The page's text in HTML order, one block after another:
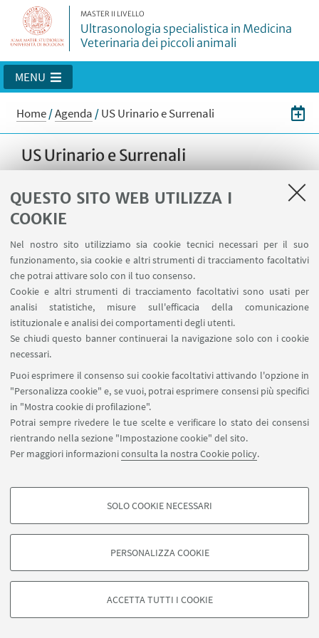
QUESTO SITO WEB UTILIZZA I
COOKIE
Nel nostro sito utilizziamo sia cookie tecnici necessari per il suo
funzionamento, sia cookie e altri strumenti di tracciamento facoltativi
che potrai attivare solo con il tuo consenso.
Cookie e altri strumenti di tracciamento facoltativi sono usati per
analisi statistiche, misure sull'efficacia della comunicazione
istituzionale e analisi dei comportamenti degli utenti.
Se chiudi questo banner continuerai la navigazione solo con i cookie
necessari.
Puoi esprimere il consenso sui cookie facoltativi attivando l'opzione in
"Personalizza cookie" e, se vuoi, potrai esprimere consensi più specifici
in "Mostra cookie di profilazione".
Potrai sempre rivedere le tue scelte e verificare lo stato dei consensi
rientrando nella sezione "Impostazione cookie" del sito.
Per maggiori informazioniconsulta la nostra Cookie policy.
COOKIE DI PROFILAZIONE - FACOLTATIVI
degli utenti, creare profili in base al loro comportamento sul sito, per analisi
di marketing.
Google/Youtube Video
SOLO COOKIE NECESSARI
PERSONALIZZA COOKIE
ACCETTA TUTTI I COOKIE
MASTER II LIVELLO
Ultrasonologia specialistica in Medicina
Veterinaria dei piccoli animali
MENU
Home/Agenda /US Urinario e Surrenali
US Urinario e Surrenali
DATA: 19GIUGNO - 21GIUGNO2023
dalle 10:00 alle 17:00
LUOGO: Dipartimento di Scienze Medche
Veterinarie - Aula 41 - Via Tolara di Sopra 50,
Ozzano dell'Emilia (BO)
TIPO:Lezioni
LUNEDI' 19 giugno: 10.00 - 13.00 e 14.00 - 19.00
MARTEDI' 20 giugno: 9.00 - 13.00 e 14.00 - 19.00
MERCOLEDI' 21 giugno: 9.00 - 13.00 e 14.00 - 17.00
©Copyright 2026 - ALMA MATER STUDIORUM - Università di
Privacy- Note legali-Impostazioni Cookie